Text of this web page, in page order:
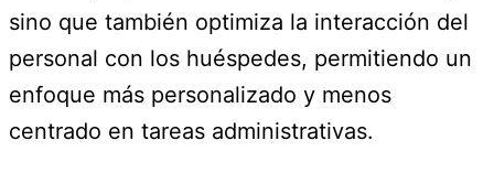
sino que también optimiza la interacción del
personal con los huéspedes, permitiendo un
enfoque más personalizado y menos
centrado en tareas administrativas.